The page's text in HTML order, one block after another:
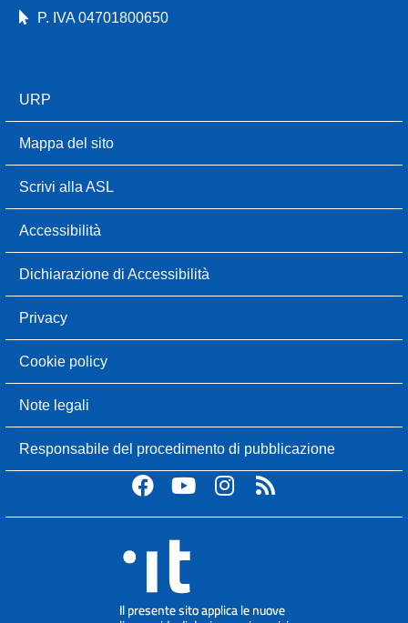
P. IVA 04701800650
URP
Mappa del sito
Scrivi alla ASL
Accessibilità
Dichiarazione di Accessibilità
Privacy
Cookie policy
Note legali
Responsabile del procedimento di pubblicazione